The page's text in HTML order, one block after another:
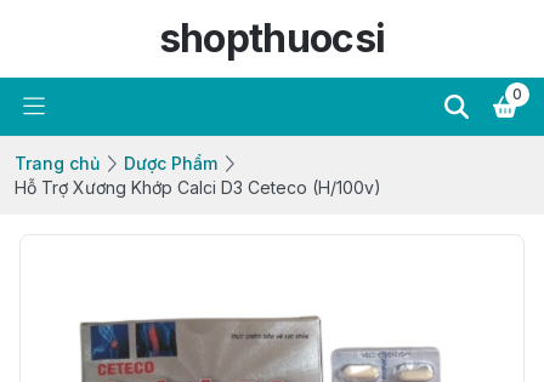
shopthuocsi
0
Trang chủ
Dược Phẩm
Hỗ Trợ Xương Khớp Calci D3 Ceteco (H/100v)